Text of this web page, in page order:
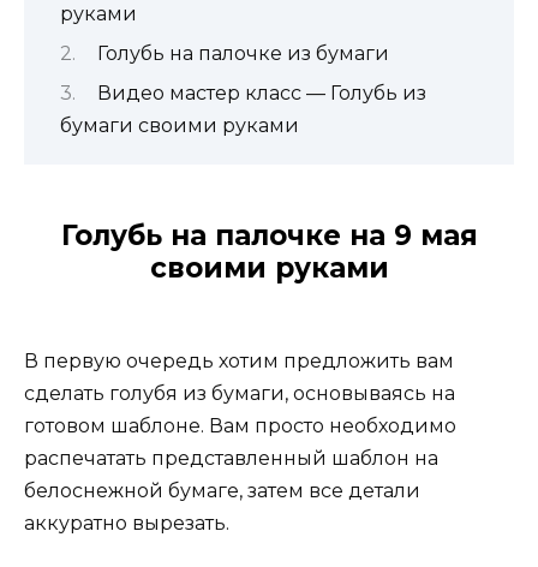
руками
Голубь на палочке из бумаги
Видео мастер класс — Голубь из
бумаги своими руками
Голубь на палочке на 9 мая
своими руками
В первую очередь хотим предложить вам
сделать голубя из бумаги, основываясь на
готовом шаблоне. Вам просто необходимо
распечатать представленный шаблон на
белоснежной бумаге, затем все детали
аккуратно вырезать.